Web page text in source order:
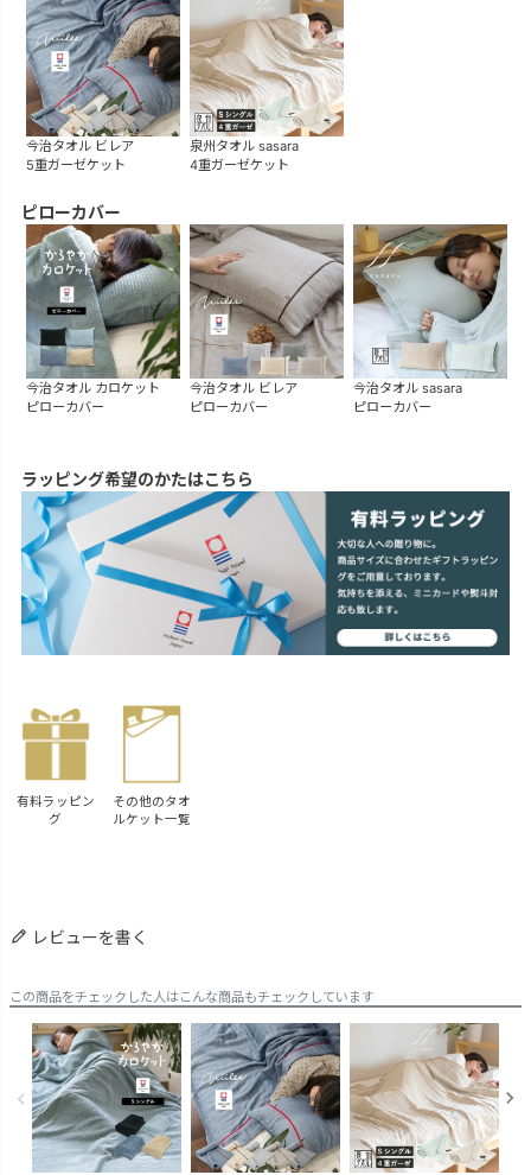
今治タオル ビレア
5重ガーゼケット
泉州タオル sasara
4重ガーゼケット
ピローカバー
今治タオル カロケット
ピローカバー
今治タオル ビレア
ピローカバー
今治タオル sasara
ピローカバー
ラッピング希望のかたはこちら
有料ラッピン
グ
その他のタオ
ルケット一覧
レビューを書く
この商品をチェックした人はこんな商品もチェックしています